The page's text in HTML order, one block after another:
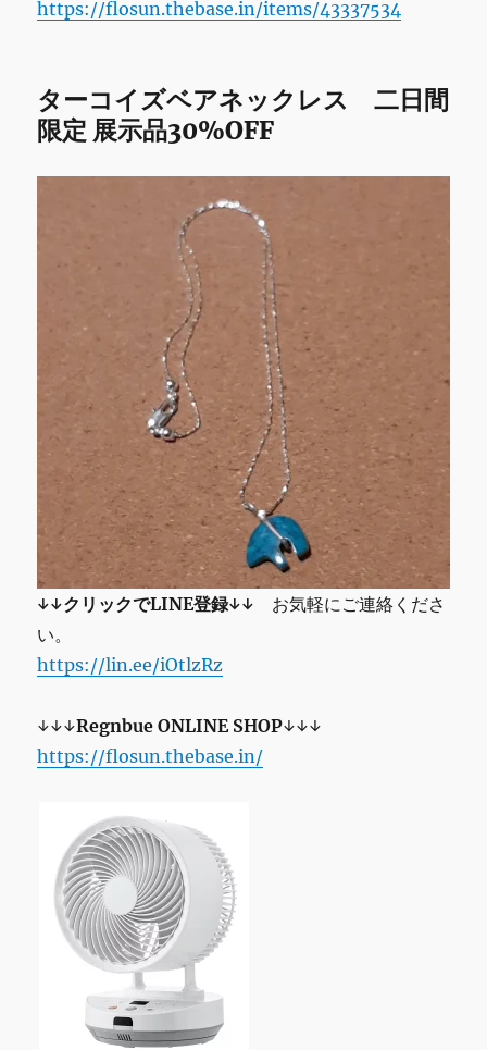
https://flosun.thebase.in/items/43337534
ターコイズベアネックレス 二日間
限定 展示品30%OFF
↓↓クリックでLINE登録↓↓ お気軽にご連絡くださ
い。
https://lin.ee/iOtlzRz
↓↓↓RegnbueONLINE SHOP↓↓↓
https://flosun.thebase.in/